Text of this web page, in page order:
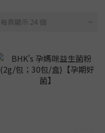
每頁顯示 24 個